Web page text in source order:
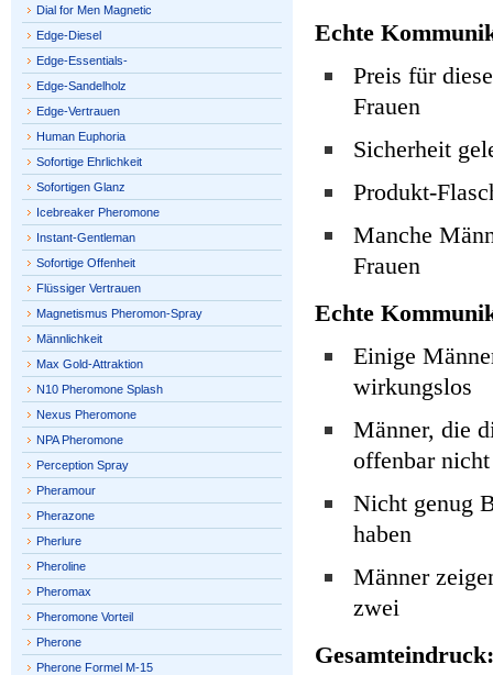
Echte
Preis für
Frauen
Sicherheit
Produkt-
Manche
Frauen
Echte
Einige
wirkungslos
Männer, die
offenbar
Nicht genug
haben
Männer
zwei
Gesamteindruck:
Dial for Men Magnetic
Edge-Diesel
Edge-Essentials-
Edge-Sandelholz
Edge-Vertrauen
Human Euphoria
Sofortige Ehrlichkeit
Sofortigen Glanz
Icebreaker Pheromone
Instant-Gentleman
Sofortige Offenheit
Flüssiger Vertrauen
Magnetismus Pheromon-Spray
Männlichkeit
Max Gold-Attraktion
N10 Pheromone Splash
Nexus Pheromone
NPA Pheromone
Perception Spray
Pheramour
Pherazone
Pherlure
Pheroline
Pheromax
Pheromone Vorteil
Pherone
Pherone Formel M-15